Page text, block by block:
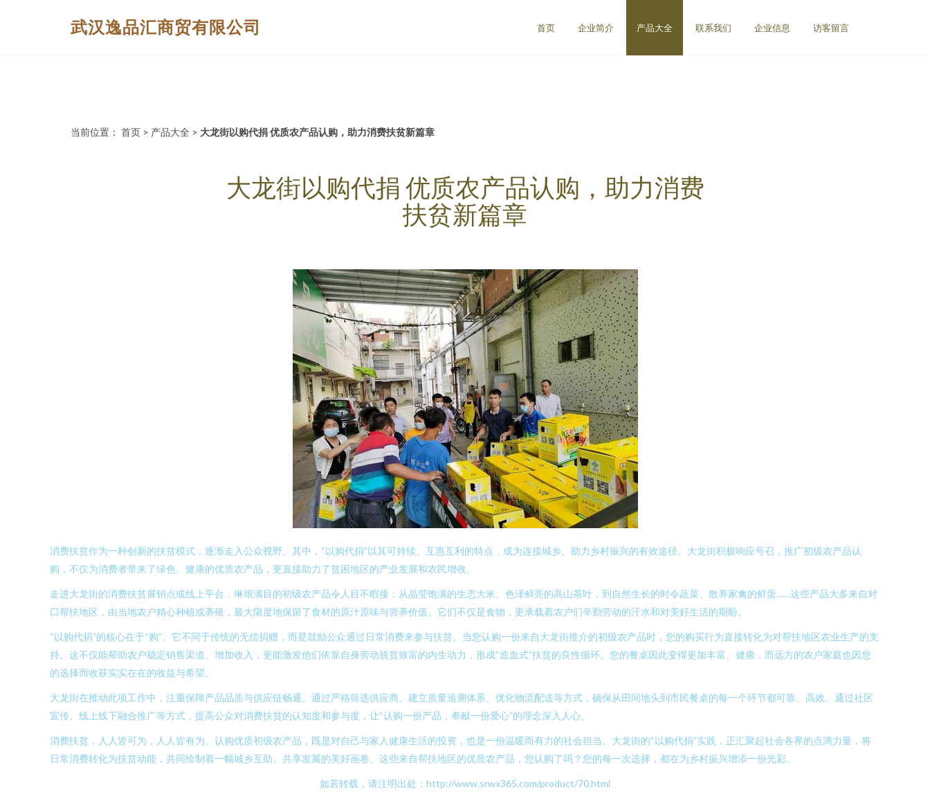
武汉逸品汇商贸有限公司 首页 企业简介 产品大全 联系我们 企业信息 访客留言
当前位置： 首页 > 产品大全 > 大龙街以购代捐 优质农产品认购，助力消费扶贫新篇章
大龙街以购代捐 优质农产品认购，助力消费
扶贫新篇章
消费扶贫作为一种创新的扶贫模式，逐渐走入公众视野。其中，“以购代捐”以其可持续、互惠互利的特点，成为连接城乡、助力乡村振兴的有效途径。大龙街积极响应号召，推广初级农产品认
购，不仅为消费者带来了绿色、健康的优质农产品，更直接助力了贫困地区的产业发展和农民增收。
走进大龙街的消费扶贫展销点或线上平台，琳琅满目的初级农产品令人目不暇接：从晶莹饱满的生态大米、色泽鲜亮的高山茶叶，到自然生长的时令蔬菜、散养家禽的鲜蛋……这些产品大多来自对
口帮扶地区，由当地农户精心种植或养殖，最大限度地保留了食材的原汁原味与营养价值。它们不仅是食物，更承载着农户们辛勤劳动的汗水和对美好生活的期盼。
“以购代捐”的核心在于“购”。它不同于传统的无偿捐赠，而是鼓励公众通过日常消费来参与扶贫。当您认购一份来自大龙街推介的初级农产品时，您的购买行为直接转化为对帮扶地区农业生产的支
持。这不仅能帮助农户稳定销售渠道、增加收入，更能激发他们依靠自身劳动脱贫致富的内生动力，形成“造血式”扶贫的良性循环。您的餐桌因此变得更加丰富、健康，而远方的农户家庭也因您
的选择而收获实实在在的收益与希望。
大龙街在推动此项工作中，注重保障产品品质与供应链畅通。通过严格筛选供应商、建立质量追溯体系、优化物流配送等方式，确保从田间地头到市民餐桌的每一个环节都可靠、高效。通过社区
宣传、线上线下融合推广等方式，提高公众对消费扶贫的认知度和参与度，让“认购一份产品，奉献一份爱心”的理念深入人心。
消费扶贫，人人皆可为，人人皆有为。认购优质初级农产品，既是对自己与家人健康生活的投资，也是一份温暖而有力的社会担当。大龙街的“以购代捐”实践，正汇聚起社会各界的点滴力量，将
日常消费转化为扶贫动能，共同绘制着一幅城乡互助、共享发展的美好画卷。这些来自帮扶地区的优质农产品，您认购了吗？您的每一次选择，都在为乡村振兴增添一份光彩。
如若转载，请注明出处：http://www.srwx365.com/product/70.html